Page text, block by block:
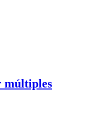
múltiples